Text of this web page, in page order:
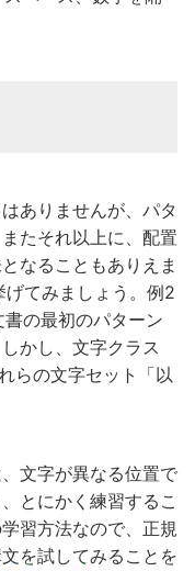
ありませんが、パタ
たそれ以上に、配置
なることもありえま
てみましょう。例2
の最初のパターン
かし、文字クラス
らの文字セット「以
文字が異なる位置で
とにかく練習するこ
習方法なので、正規
を試してみることを